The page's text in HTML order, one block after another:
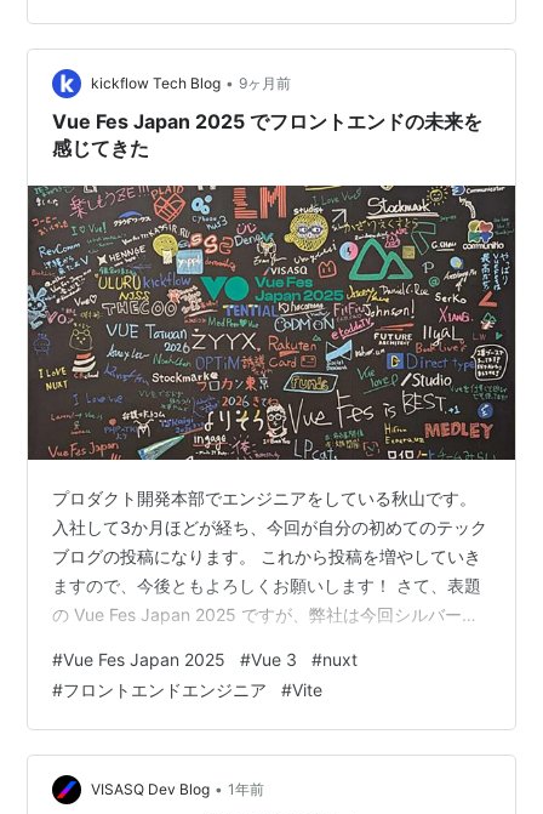
う意見もありました。
kickflow Tech Blog • 9ヶ月前
Vue Fes Japan 2025 でフロントエンドの未来を
感じてきた
プロダクト開発本部でエンジニアをしている秋山です。
入社して3か月ほどが経ち、今回が自分の初めてのテック
ブログの投稿になります。 これから投稿を増やしていき
ますので、今後ともよろしくお願いします！ さて、表題
の Vue Fes Japan 2025 ですが、弊社は今回シルバース
ドが Nuxt 4 で構築されており、日々 Nuxt/Vue にはお世
話になりっぱなしです。業務に新たな知見を得る機会と
してはもちろん、コミュニティの貢献にもつながるとい
う期待を込めて、この一大イベントに協賛できることを
嬉しく感じています。
#Vue Fes Japan 2025 #Vue 3 #nuxt
#フロントエンドエンジニア #Vite
VISASQ Dev Blog • 1年前